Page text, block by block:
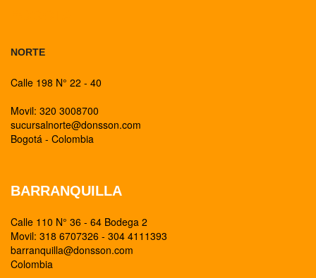
NORTE
Calle 198 N° 22 - 40
Movil: 320 3008700
sucursalnorte@donsson.com
Bogotá - Colombia
BARRANQUILLA
Calle 110 N° 36 - 64 Bodega 2
Movil: 318 6707326 - 304 4111393
barranquilla@donsson.com
Colombia